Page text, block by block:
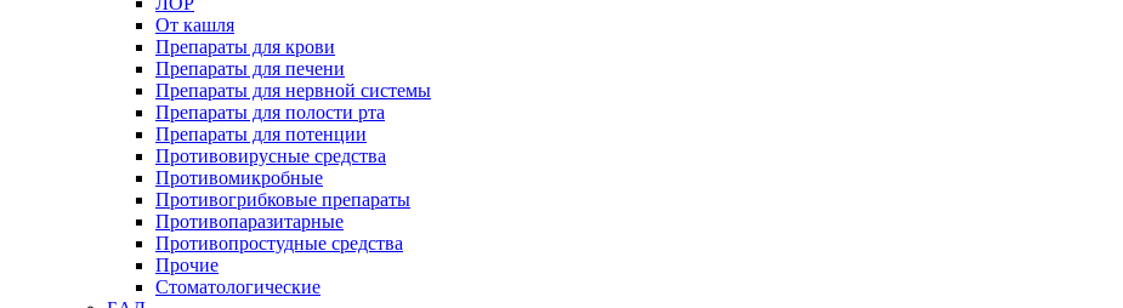
От кашля
Препараты для крови
Препараты для печени
Препараты для нервной системы
Препараты для полости рта
Препараты для потенции
Противовирусные средства
Противомикробные
Противогрибковые препараты
Противопаразитарные
Противопростудные средства
Прочие
Стоматологические